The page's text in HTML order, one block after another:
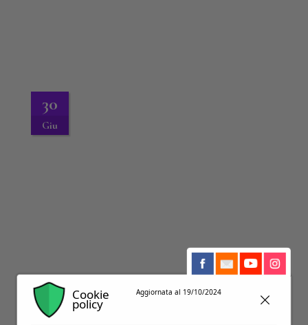
30
Giu
Cookie
policy
Aggiornata al 19/10/2024